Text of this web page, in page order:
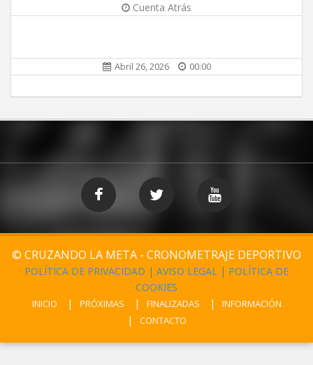
Cuenta Atrás
Abril 26, 2026 00:00
© CRUZANDO LA META - CRONOMETRAJE DEPORTIVO
POLÍTICA DE PRIVACIDAD | AVISO LEGAL | POLÍTICA DE
COOKIES
INICIO PRÓXIMAS FINALIZADAS
INFORMACIÓN
CONTACTO